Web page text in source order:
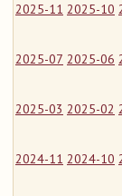
2025-11 2025-10
2025-07 2025-06
2025-03 2025-02
2024-11 2024-10